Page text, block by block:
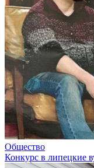
Общество
Конкурс в липецкие